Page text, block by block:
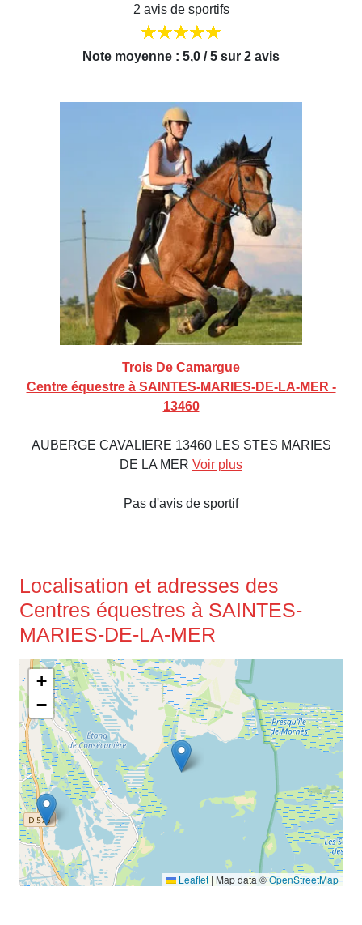
2 avis de sportifs
Note moyenne : 5,0 / 5 sur 2 avis
Trois De Camargue
Centre équestre à SAINTES-MARIES-DE-LA-MER -
13460
AUBERGE CAVALIERE 13460 LES STES MARIES
DE LA MER Voir plus
Pas d'avis de sportif
Localisation et adresses des
Centres équestres à SAINTES-
MARIES-DE-LA-MER
+
−
Leaflet | Map data ©OpenStreetMap